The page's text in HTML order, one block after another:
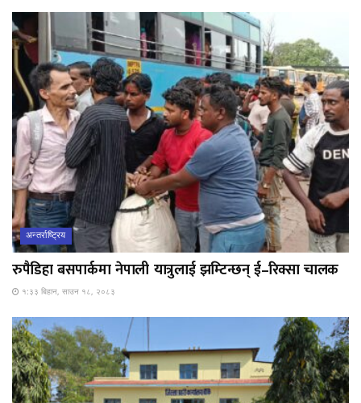
अन्तर्राष्ट्रिय
रुपैडिहा बसपार्कमा नेपाली यात्रुलाई झम्टिन्छन् ई–रिक्सा चालक
१:३३ बिहान, साउन १८, २०८३